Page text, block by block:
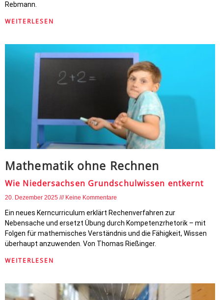
Rebmann.
WEITERLESEN
Mathematik ohne Rechnen
Wie Niedersachsen Grundschulwissen entkernt
20. Dezember 2025 Keine Kommentare
Ein neues Kerncurriculum erklärt Rechenverfahren zur
Nebensache und ersetzt Übung durch Kompetenzrhetorik – mit
Folgen für mathemisches Verständnis und die Fähigkeit, Wissen
überhaupt anzuwenden. Von Thomas Rießinger.
WEITERLESEN